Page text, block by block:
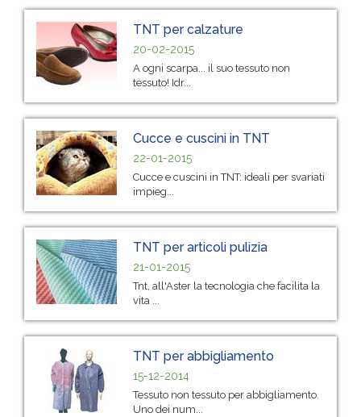
TNT per calzature
20-02-2015
A ogni scarpa... il suo tessuto non
tessuto! Idr...
Cucce e cuscini in TNT
22-01-2015
Cucce e cuscini in TNT: ideali per svariati
impieg...
TNT per articoli pulizia
21-01-2015
Tnt, all'Aster la tecnologia che facilita la
vita ...
TNT per abbigliamento
15-12-2014
Tessuto non tessuto per abbigliamento.
Uno dei num...